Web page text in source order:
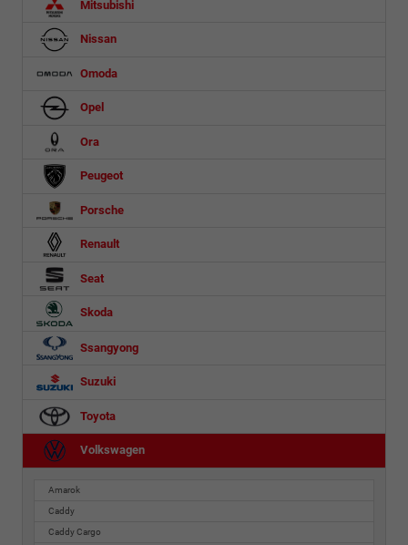
Mitsubishi
Nissan
Omoda
Opel
Ora
Peugeot
Porsche
Renault
Seat
Skoda
Ssangyong
Suzuki
Toyota
Volkswagen
Amarok
Caddy
Caddy Cargo